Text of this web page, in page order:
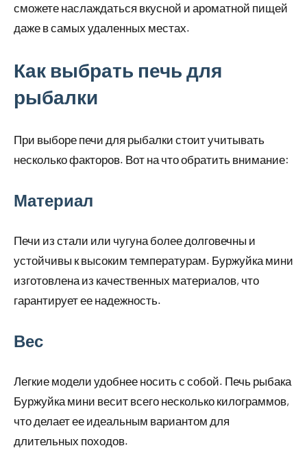
сможете наслаждаться вкусной и ароматной пищей
даже в самых удаленных местах.
Как выбрать печь для
рыбалки
При выборе печи для рыбалки стоит учитывать
несколько факторов. Вот на что обратить внимание:
Материал
Печи из стали или чугуна более долговечны и
устойчивы к высоким температурам. Буржуйка мини
изготовлена из качественных материалов, что
гарантирует ее надежность.
Вес
Легкие модели удобнее носить с собой. Печь рыбака
Буржуйка мини весит всего несколько килограммов,
что делает ее идеальным вариантом для
длительных походов.